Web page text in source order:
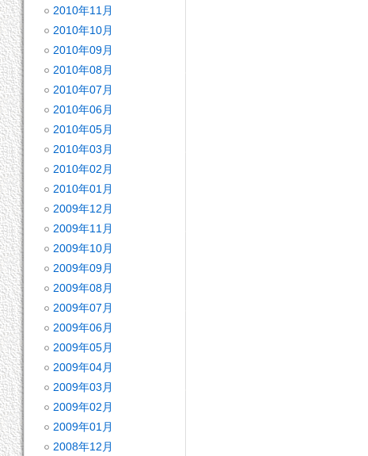
2010年11月
2010年10月
2010年09月
2010年08月
2010年07月
2010年06月
2010年05月
2010年03月
2010年02月
2010年01月
2009年12月
2009年11月
2009年10月
2009年09月
2009年08月
2009年07月
2009年06月
2009年05月
2009年04月
2009年03月
2009年02月
2009年01月
2008年12月